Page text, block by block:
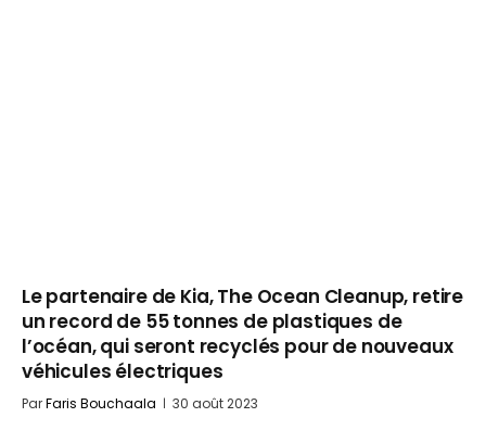
Le partenaire de Kia, The Ocean Cleanup, retire
un record de 55 tonnes de plastiques de
l’océan, qui seront recyclés pour de nouveaux
véhicules électriques
ParFaris Bouchaala 30 août 2023